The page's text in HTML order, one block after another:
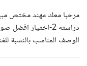
الوصف المناسب بالنسبة